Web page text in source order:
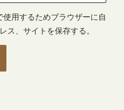
使用するためブラウザーに自
ス、サイトを保存する。